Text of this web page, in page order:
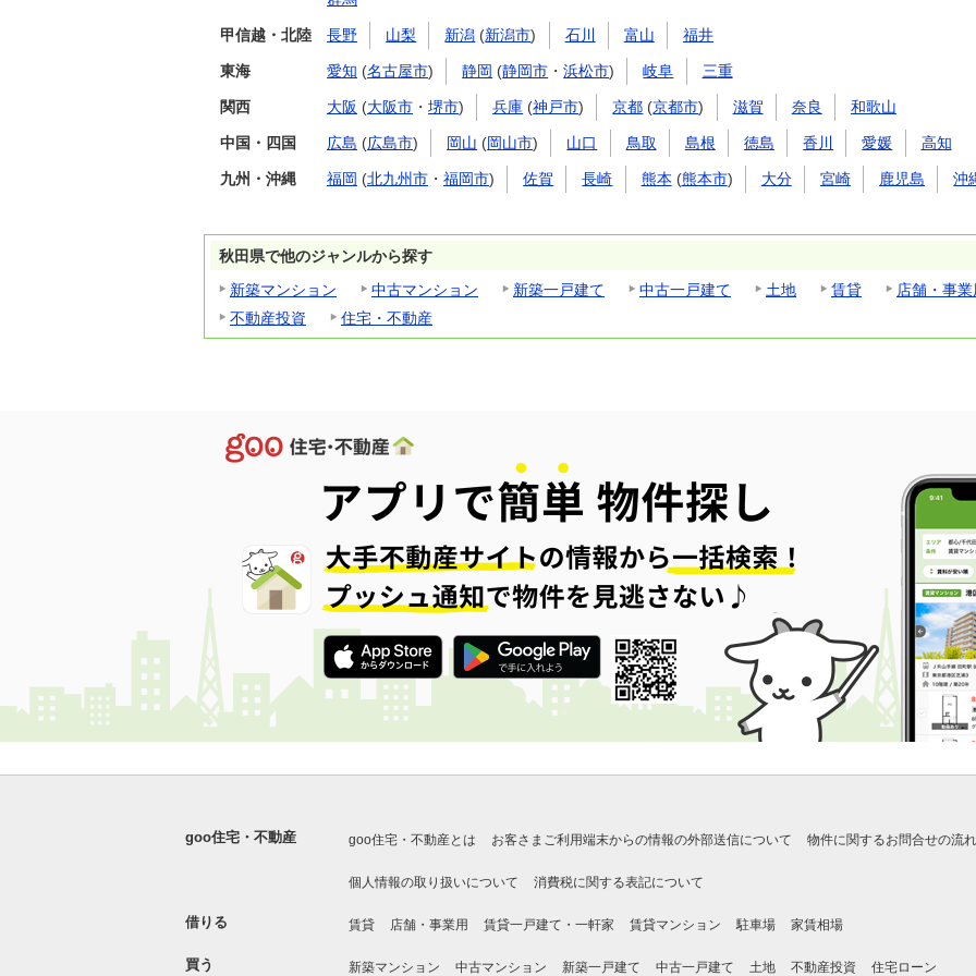
甲信越・北陸 長野 山梨 新潟 (新潟市) 石川 富山 福井
東海 愛知 (名古屋市) 静岡 (静岡市 ・浜松市) 岐阜 三重
関西 大阪 (大阪市 ・ 堺市) 兵庫 (神戸市) 京都 (京都市) 滋賀 奈良 和歌山
中国・四国 広島 (広島市) 岡山 (岡山市) 山口 鳥取 島根 徳島 香川 愛媛 高知
九州・沖縄 福岡 (北九州市 ・ 福岡市) 佐賀 長崎 熊本 (熊本市) 大分 宮崎 鹿児島 沖
秋田県で他のジャンルから探す
新築マンション
中古マンション 新築一戸建て 中古一戸建て 土地 賃貸
店舗・事業
不動産投資
住宅・不動産
goo住宅・不動産 goo住宅・不動産とは お客さまご利用端末からの情報の外部送信について 物件に関するお問合せの流れ
個人情報の取り扱いについて 消費税に関する表記について
借りる 賃貸 店舗・事業用 賃貸一戸建て・一軒家 賃貸マンション 駐車場 家賃相場
買う 新築マンション 中古マンション 新築一戸建て 中古一戸建て 土地 不動産投資 住宅ローン